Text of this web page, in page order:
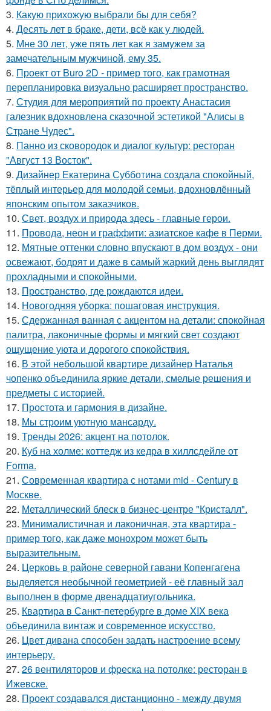
3. Какую прихожую выбрали бы для себя?
4. Десять лет в браке, дети, всё как у людей.
5. Мне 30 лет, уже пять лет как я замужем за
замечательным мужчиной, ему 35.
6. Проект от Buro 2D - пример того, как грамотная
перепланировка визуально расширяет пространство.
7. Студия для мероприятий по проекту Анастасия
галезник вдохновлена сказочной эстетикой "Алисы в
Стране Чудес".
8. Панно из сковородок и диалог культур: ресторан
"Август 13 Восток".
9. Дизайнер Екатерина Субботина создала спокойный,
тёплый интерьер для молодой семьи, вдохновлённый
японским опытом заказчиков.
10. Свет, воздух и природа здесь - главные герои.
11. Провода, неон и граффити: азиатское кафе в Перми.
12. Мятные оттенки словно впускают в дом воздух - они
освежают, бодрят и даже в самый жаркий день выглядят
прохладными и спокойными.
13. Пространство, где рождаются идеи.
14. Новогодняя уборка: пошаговая инструкция.
15. Сдержанная ванная с акцентом на детали: спокойная
палитра, лаконичные формы и мягкий свет создают
ощущение уюта и дорогого спокойствия.
16. В этой небольшой квартире дизайнер Наталья
чопенко объединила яркие детали, смелые решения и
предметы с историей.
17. Простота и гармония в дизайне.
18. Мы строим уютную мансарду.
19. Тренды 2026: акцент на потолок.
20. Куб на холме: коттедж из кедра в хиллсдейле от
Forma.
21. Современная квартира с нотами mid - Century в
Москве.
22. Металлический блеск в бизнес-центре "Кристалл".
23. Минималистичная и лаконичная, эта квартира -
пример того, как даже монохром может быть
выразительным.
24. Церковь в районе северной гавани Копенгагена
выделяется необычной геометрией - её главный зал
выполнен в форме двенадцатиугольника.
25. Квартира в Санкт-петербурге в доме XIX века
объединила винтаж и современное искусство.
26. Цвет дивана способен задать настроение всему
интерьеру.
27. 26 вентиляторов и фреска на потолке: ресторан в
Ижевске.
28. Проект создавался дистанционно - между двумя